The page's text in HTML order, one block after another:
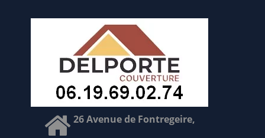
26 Avenue de Fontregeire,